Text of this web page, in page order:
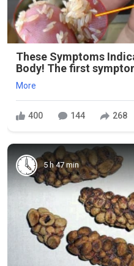
These Symptoms
Body! The first
More
400 144 268
5 h 47 min